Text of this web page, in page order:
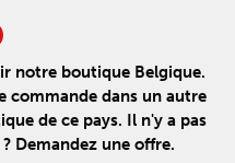
notre boutique Belgique.
commande dans un autre
de ce pays. Il n'y a pas
Demandez une offre.